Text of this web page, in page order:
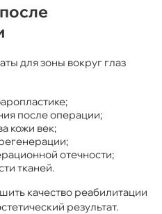
для зоны вокруг глаз
после операции;
кожи век;
отечности;
тканей.
качество реабилитации
результат.